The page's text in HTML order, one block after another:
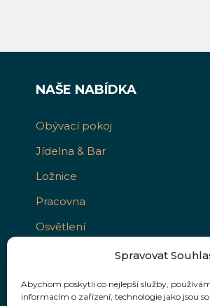
Spravovat
Abychom poskytli co nejlepší služby,
informacím o zařízení, technologie jako jsou
NAŠE NABÍDKA
Obývací pokoj
Jídelna & Bar
Ložnice
Pracovna
Osvětlení
Bytové doplňky